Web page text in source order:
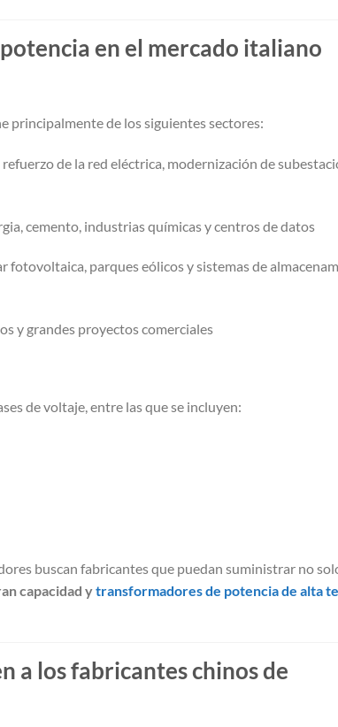
en el mercado italiano
principalmente de los siguientes sectores:
de la red eléctrica, modernización de
cemento, industrias químicas y centros de datos
fotovoltaica, parques eólicos y sistemas de
y grandes proyectos comerciales
de voltaje, entre las que se incluyen:
buscan fabricantes que puedan suministrar no
capacidad ytransformadores de potencia de alta
a los fabricantes chinos de